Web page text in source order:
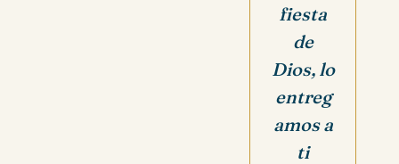
fiesta
de
Dios, lo
entreg
amos a
ti